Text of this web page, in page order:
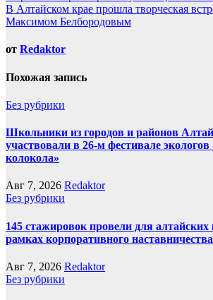
по
записям
В Алтайском крае прошла творческая
Максимом Белбородовым
от Redaktor
Похожая запись
Без рубрики
Школьники из городов и районов
участвовали в 26-м фестивале экологов
колокола»
Авг 7, 2026 Redaktor
Без рубрики
145 стажировок провели для алтайских
рамках корпоративного наставничества
Авг 7, 2026 Redaktor
Без рубрики